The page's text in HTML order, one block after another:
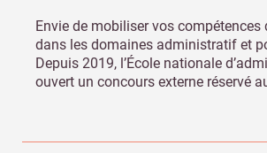
Envie de mobiliser vos compétences
dans les domaines administratif et
Depuis 2019, l’École nationale
ouvert un concours externe réservé